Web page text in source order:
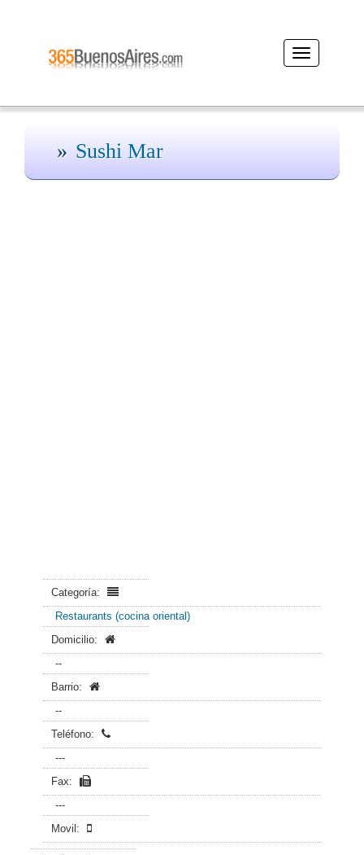
Desplegar
navegación
Sushi Mar
Categoría:
Restaurants (cocina oriental)
Domicilio:
--
Barrio:
--
Teléfono:
---
Fax:
---
Movil: